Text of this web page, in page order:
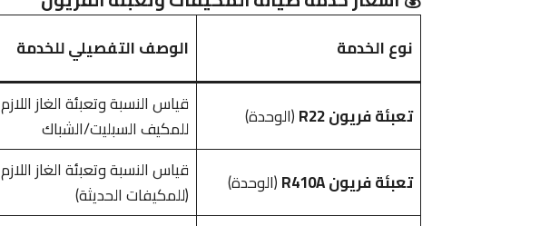
نوع الخدمة الوصف التفصيلي للخدمة
تعبئة فريون R22
(الوحدة)
قياس النسبة وتعبئة الغاز اللازم
للمكيف السبليت/الشباك
تعبئة فريون R410A (الوحدة)
قياس النسبة وتعبئة الغاز اللازم
(للمكيفات الحديثة)